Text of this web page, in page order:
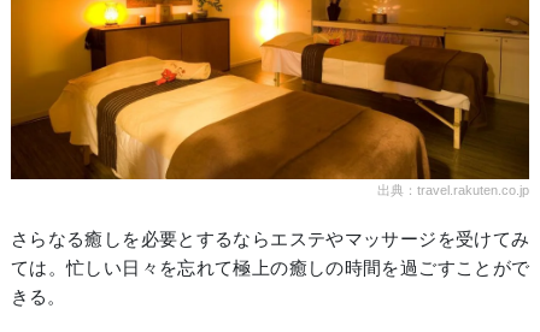
出典：travel.rakuten.co.jp
さらなる癒しを必要とするならエステやマッサージを受けてみ
ては。忙しい日々を忘れて極上の癒しの時間を過ごすことがで
きる。